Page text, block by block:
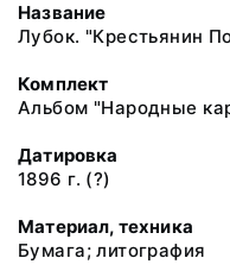
Название
Лубок. "Крестьянин
Комплект
Альбом "Народные
Датировка
1896 г. (?)
Материал, техника
Бумага; литография